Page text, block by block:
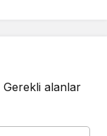
Gerekli alanlar